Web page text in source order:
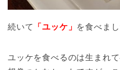
続いて 「ユッケ」 を食べまし
ユッケを食べるのは生まれ